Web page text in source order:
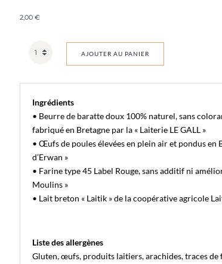
2,00 €
AJOUTER AU PANIER
Ingrédients
• Beurre de baratte doux 100% naturel, sans
fabriqué en Bretagne par la « Laiterie LE GALL »
• Œufs de poules élevées en plein air et pondus en
d’Erwan »
• Farine type 45 Label Rouge, sans additif ni
Moulins »
• Lait breton « Laitik » de la coopérative agricole
Liste des allergènes
Gluten, œufs, produits laitiers, arachides, traces de